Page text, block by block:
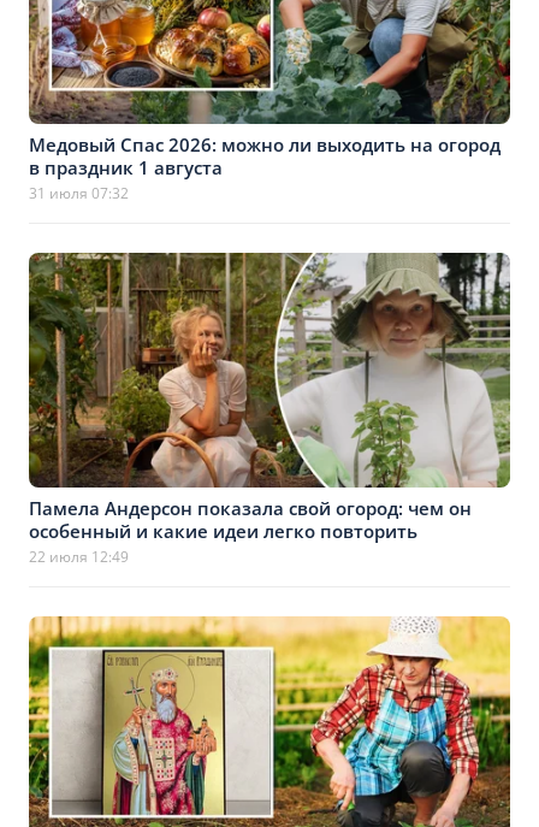
Медовый Спас 2026: можно ли выходить на огород
в праздник 1 августа
31 июля 07:32
Памела Андерсон показала свой огород: чем он
особенный и какие идеи легко повторить
22 июля 12:49